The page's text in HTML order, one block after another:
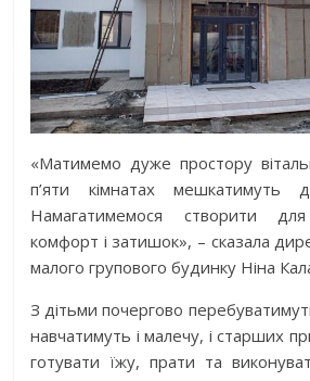
«Матимемо дуже простору
п’яти кімнатах мешкатимуть
Намагатимемося створити
комфорт і затишок», – сказала
малого групового будинку Ніна
З дітьми почергово
навчатимуть і малечу, і старших
готувати їжу, прати та